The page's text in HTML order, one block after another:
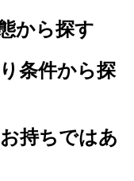
から探す
条件から探
持ちではあ